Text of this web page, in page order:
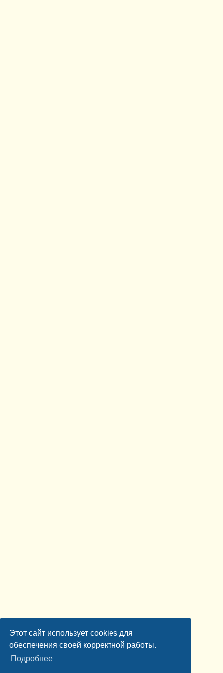
Этот сайт использует cookies для
обеспечения своей корректной работы.
Подробнее